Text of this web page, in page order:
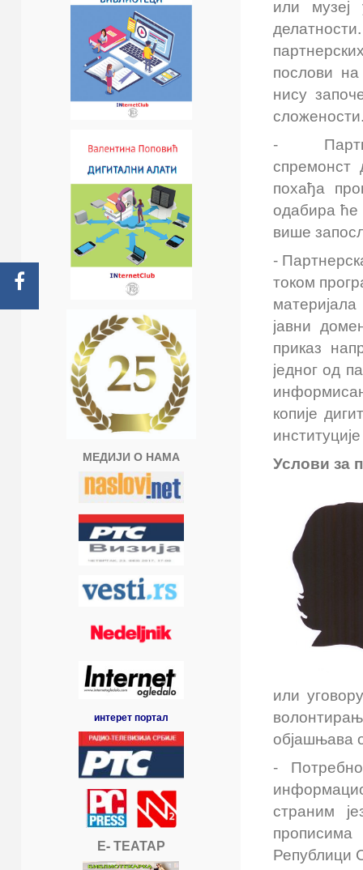
МЕДИЈИ О НАМА
интерет портал
Е- ТЕАТАР
или музеј
послови на
нису
-
похађа
одабира ће
више
-
током
јавни
приказ
једног од
копије
Услови за
или
објашњава
- Потребно
страним
Републици